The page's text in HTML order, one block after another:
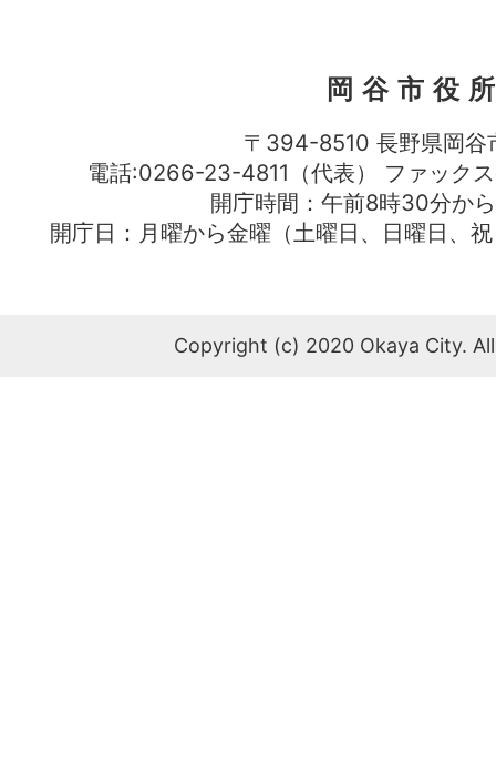
岡谷市役
〒394-8510 長野県岡谷
電話:0266-23-4811（代表） ファッ
開庁時間：午前8時30分か
開庁日：月曜から金曜（土曜日、日曜日、
Copyright (c) 2020 Okaya City.